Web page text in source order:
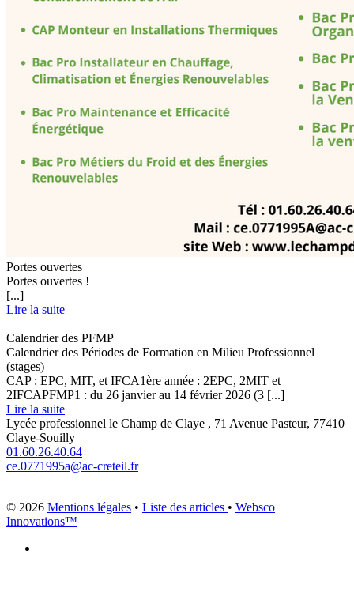
Portes ouvertes
Portes ouvertes !
[...]
Lire la suite
Calendrier des PFMP
Calendrier des Périodes de Formation en Milieu Professionnel
(stages)
CAP : EPC, MIT, et IFCA1ère année : 2EPC, 2MIT et
2IFCAPFMP1 : du 26 janvier au 14 février 2026 (3 [...]
Lire la suite
Lycée professionnel le Champ de Claye , 71 Avenue Pasteur, 77410
Claye-Souilly
01.60.26.40.64
ce.0771995a@ac-creteil.fr
© 2026 Mentions légales • Liste des articles • Websco
Innovations™